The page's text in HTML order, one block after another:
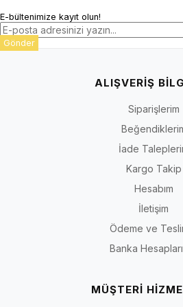
E-bültenimize kayıt olun!
Gönder
ALIŞVERİŞ
Siparişlerim
İade
Kargo Takip
Hesabım
İletişim
Ödeme ve
Banka
MÜŞTERİ